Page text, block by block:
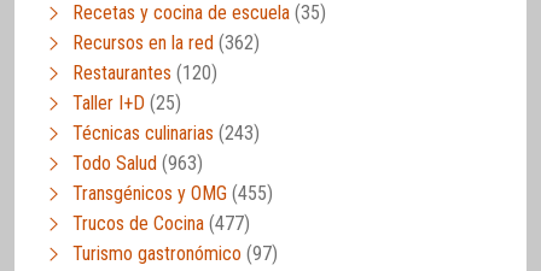
Recetas y cocina de escuela (35)
Recursos en la red (362)
Restaurantes (120)
Taller I+D (25)
Técnicas culinarias (243)
Todo Salud (963)
Transgénicos y OMG (455)
Trucos de Cocina (477)
Turismo gastronómico (97)